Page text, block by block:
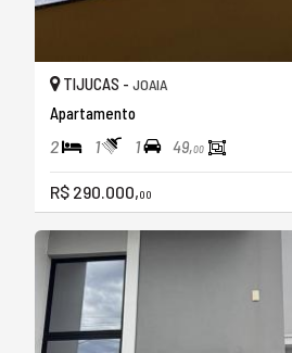
TIJUCAS - JOAIA
Apartamento
2 1 1 49,00
R$ 290.000,00